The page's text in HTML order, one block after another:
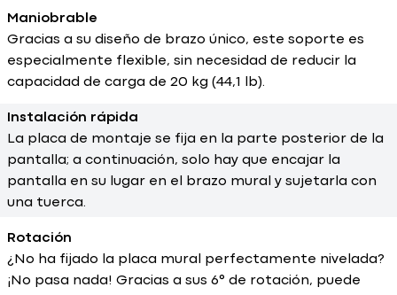
Maniobrable
Gracias a su diseño de brazo único, este soporte es
especialmente flexible, sin necesidad de reducir la
capacidad de carga de 20 kg (44,1 lb).
Instalación rápida
La placa de montaje se fija en la parte posterior de la
pantalla; a continuación, solo hay que encajar la
pantalla en su lugar en el brazo mural y sujetarla con
una tuerca.
Rotación
¿No ha fijado la placa mural perfectamente nivelada?
¡No pasa nada! Gracias a sus 6° de rotación, puede